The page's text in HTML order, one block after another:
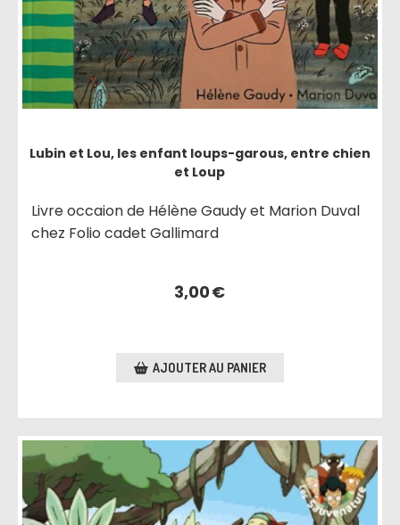
Lubin et Lou, les enfant loups-garous, entre chien
et Loup
Livre occaion de Hélène Gaudy et Marion Duval
chez Folio cadet Gallimard
3,00€
AJOUTER AU PANIER